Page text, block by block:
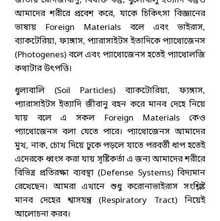
আমাদের শরীরে প্রবেশ করে, যাকে চিকিৎসা বিজ্ঞানের
ভাষায় Foreign Materials বলে এবং ভাইরাস,
ব্যাকটেরিয়া, ফ্যঙ্গাস, প্যারাসাইটস ইতাদিকে প্যাথোজেনস
(Photogenes) বলে এবং প্যাথোজেনস হতেই প্যাথোলজি
কথাটার উৎপত্তি।
ধুলাবালি (Soil Particles) ব্যাকটোরিয়া, ফ্যঙ্গাস,
প্যারাসাইটস ইত্যাদি জীবানু বহন করে মানব দেহে নিয়ে
যায় বলে এ সকল Foreign Materials কেও
প্যাথোজেনস বলা যেতে পারে। প্যাথোজেনস আমাদের
মুখ, নাক, চোখ দিয়ে ঢুকে পড়লে যাতে পরবর্তী ধাপ হতেই
এদেরকে ধ্বংস করা যায় সৃষ্টিকর্তা এ জন্য আমাদের শরীরে
বিভিন্ন প্রতিরক্ষা ব্যবস্থা (Defense Systems) বিদ্যমান
রেখেছেন। আমরা এখানে শুধু করোনাভাইরাস সংশ্লিষ্ট
মানব দেহের শ্বাসযন্ত্র (Respiratory Tract) নিয়েই
আলোচনা করব।